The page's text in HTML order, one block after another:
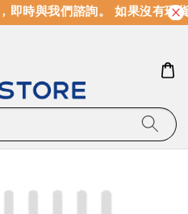
時與我們諮詢。 如果沒有現